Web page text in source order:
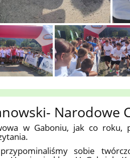
Narodowe
w Gaboniu, jak co roku,
sobie